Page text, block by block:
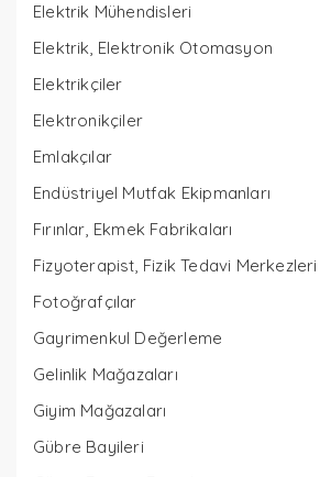
Elektrik Mühendisleri
Elektrik, Elektronik Otomasyon
Elektrikçiler
Elektronikçiler
Emlakçılar
Endüstriyel Mutfak Ekipmanları
Fırınlar, Ekmek Fabrikaları
Fizyoterapist, Fizik Tedavi Merkezleri
Fotoğrafçılar
Gayrimenkul Değerleme
Gelinlik Mağazaları
Giyim Mağazaları
Gübre Bayileri